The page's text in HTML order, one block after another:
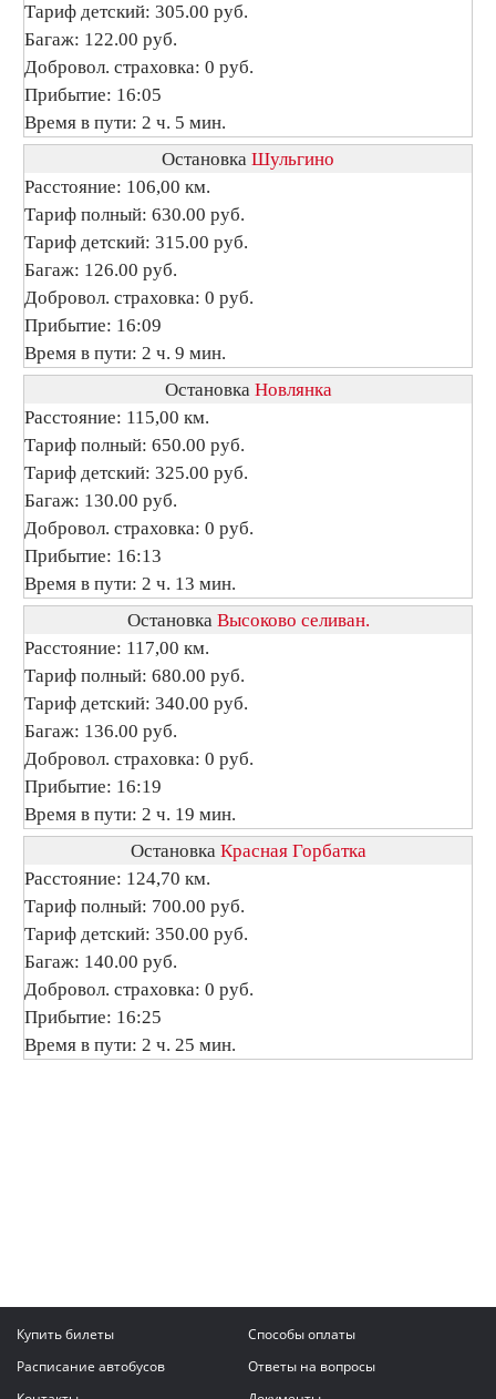
Тариф детский: 305.00 руб.
Багаж: 122.00 руб.
Добровол. страховка: 0 руб.
Прибытие: 16:05
Время в пути: 2 ч. 5 мин.
Остановка Шульгино
Расстояние: 106,00 км.
Тариф полный: 630.00 руб.
Тариф детский: 315.00 руб.
Багаж: 126.00 руб.
Добровол. страховка: 0 руб.
Прибытие: 16:09
Время в пути: 2 ч. 9 мин.
Остановка Новлянка
Расстояние: 115,00 км.
Тариф полный: 650.00 руб.
Тариф детский: 325.00 руб.
Багаж: 130.00 руб.
Добровол. страховка: 0 руб.
Прибытие: 16:13
Время в пути: 2 ч. 13 мин.
Остановка Высоково селиван.
Расстояние: 117,00 км.
Тариф полный: 680.00 руб.
Тариф детский: 340.00 руб.
Багаж: 136.00 руб.
Добровол. страховка: 0 руб.
Прибытие: 16:19
Время в пути: 2 ч. 19 мин.
Остановка Красная Горбатка
Расстояние: 124,70 км.
Тариф полный: 700.00 руб.
Тариф детский: 350.00 руб.
Багаж: 140.00 руб.
Добровол. страховка: 0 руб.
Прибытие: 16:25
Время в пути: 2 ч. 25 мин.
Купить билеты
Способы оплаты
Расписание автобусов
Ответы на вопросы